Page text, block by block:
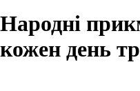
Народні
кожен день